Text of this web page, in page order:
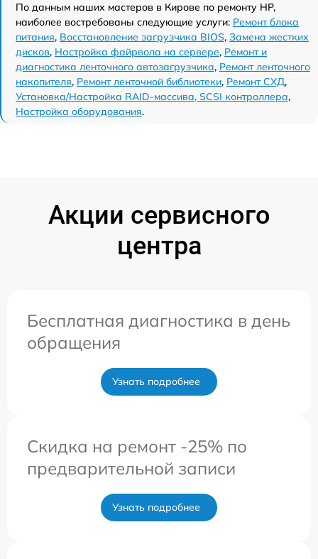
По данным наших мастеров в Кирове по ремонту HP,
наиболее востребованы следующие услуги: Ремонт блока
питания, Восстановление загрузчика BIOS, Замена жестких
дисков, Настройка файрвола на сервере, Ремонт и
диагностика ленточного автозагрузчика, Ремонт ленточного
накопителя, Ремонт ленточной библиотеки, Ремонт СХД,
Установка/Настройка RAID-массива, SCSI контроллера,
Настройка оборудования.
Акции сервисного
центра
Бесплатная диагностика в день
обращения
Узнать подробнее
Скидка на ремонт -25% по
предварительной записи
Узнать подробнее